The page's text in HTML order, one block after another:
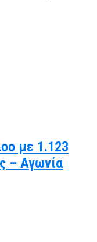
με 1.123
– Αγωνία